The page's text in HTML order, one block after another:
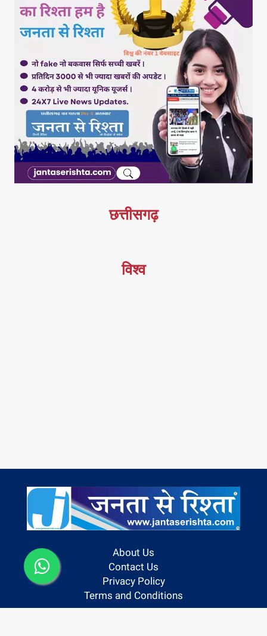
छत्तीसगढ़
विश्व
About Us
Contact Us
Privacy Policy
Terms and Conditions